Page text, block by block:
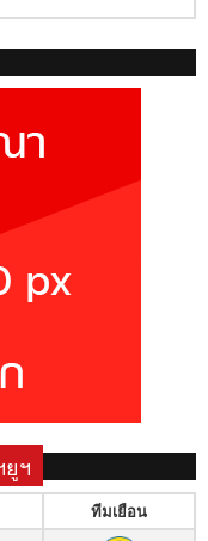
ฯ
ทีมเยือน